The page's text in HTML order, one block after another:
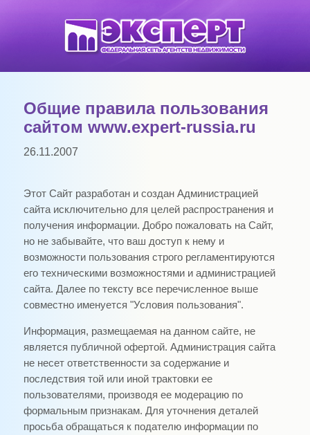
Общие правила пользования
сайтом www.expert-russia.ru
26.11.2007
Этот Сайт разработан и создан Администрацией
сайта исключительно для целей распространения и
получения информации. Добро пожаловать на Сайт,
но не забывайте, что ваш доступ к нему и
возможности пользования строго регламентируются
его техническими возможностями и администрацией
сайта. Далее по тексту все перечисленное выше
совместно именуется "Условия пользования".
Информация, размещаемая на данном сайте, не
является публичной офертой. Администрация сайта
не несет ответственности за содержание и
последствия той или иной трактовки ее
пользователями, производя ее модерацию по
формальным признакам. Для уточнения деталей
просьба обращаться к подателю информации по